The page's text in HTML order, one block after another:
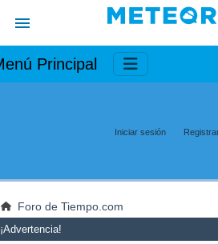
Principal
Iniciar sesión
Foro de Tiempo.com
¡Advertencia!